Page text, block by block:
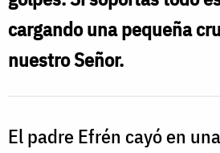
cargando una pequeña
nuestro Señor.
El padre Efrén cayó en